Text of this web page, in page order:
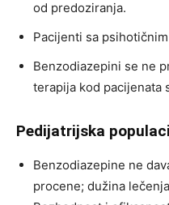
od predoziranja.
Pacijenti sa
Benzodiazepini se ne
terapija kod pacijenata
Pedijatrijska
Benzodiazepine ne
procene; dužina